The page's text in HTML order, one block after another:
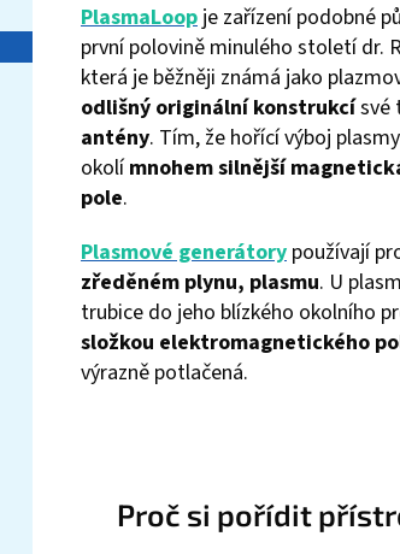
PlasmaLoop je zařízení podobné
první polovině minulého století dr.
která je běžněji známá jako
odlišný originální konstrukcísvé
antény. Tím, že hořící výboj
okolímnohem silnější
pole.
Plasmové generátory používají
zředěném plynu, plasmu. U
trubice do jeho blízkého okolního
složkou elektromagnetického
výrazně potlačená.
Proč si pořídit